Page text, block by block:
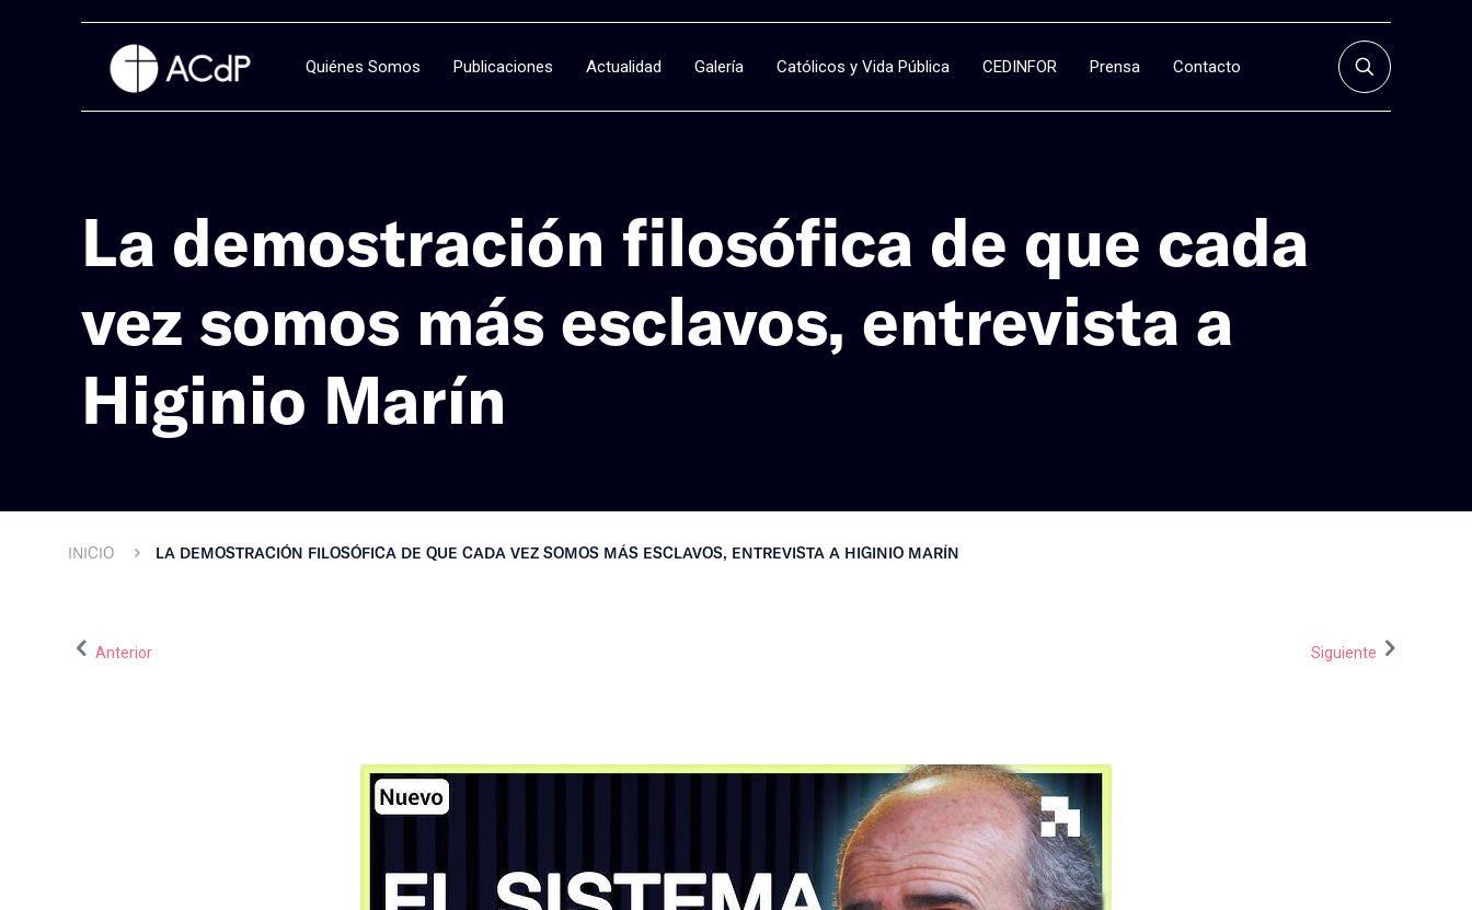
Quiénes Somos Publicaciones Actualidad Galería Católicos y Vida Pública CEDINFOR Prensa Contacto
La demostración filosófica de que cada
vez somos más esclavos, entrevista a
Higinio Marín
INICIO LA DEMOSTRACIÓN FILOSÓFICA DE QUE CADA VEZ SOMOS MÁS ESCLAVOS, ENTREVISTA A HIGINIO MARÍN
Anterior Siguiente